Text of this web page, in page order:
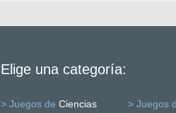
Elige una categoría:
> Juegos de Ciencias > Juegos